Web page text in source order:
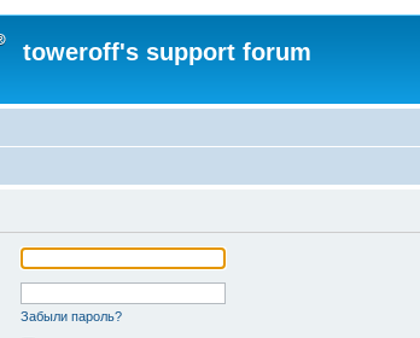
toweroff's support forum
Забыли пароль?